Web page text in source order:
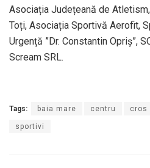
Asociația Județeană de
Toți, Asociația Sportivă Aerofit,
Urgență ”Dr. Constantin Opriș”,
Scream SRL.
Tags: baia mare centru cros
sportivi